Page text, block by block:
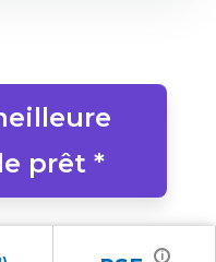
prêt *
i